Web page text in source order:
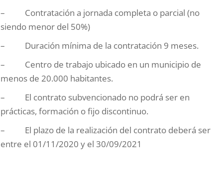
– Contratación a jornada completa o parcial (no
siendo menor del 50%)
– Duración mínima de la contratación 9 meses.
– Centro de trabajo ubicado en un municipio de
menos de 20.000 habitantes.
– El contrato subvencionado no podrá ser en
prácticas, formación o fijo discontinuo.
– El plazo de la realización del contrato deberá ser
entre el 01/11/2020 y el 30/09/2021